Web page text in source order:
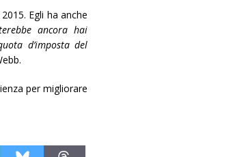
Egli ha anche
ancora hai
d’imposta del
per migliorare